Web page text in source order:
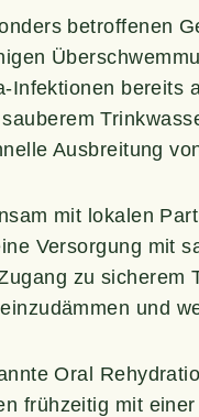
betrof­fe­nen
Infek­tio­nen bereits
Aus­brei­tung
mit loka­len
Ver­sor­gung mit
zu
und
Oral
früh­zei­tig mit